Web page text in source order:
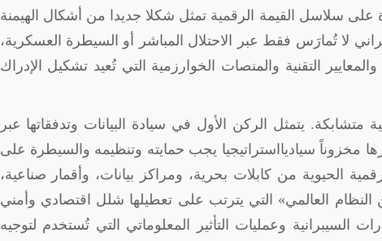
سلاسل القيمة الرقمية تمثل شكلا جديدا من أشكال الهيمنة
لا تُمارَس فقط عبر الاحتلال المباشر أو السيطرة العسكرية،
التقنية والمنصات الخوارزمية التي تُعيد تشكيل الإدراك
متشابكة. يتمثل الركن الأول في سيادة البيانات وتدفقاتها عبر
مخزوناً سياديااستراتيجيا يجب حمايته وتنظيمه والسيطرة على
الحيوية من كابلات بحرية، ومراكز بيانات، وأقمار صناعية،
العالمي» التي يترتب على تعطيلها شلل اقتصادي وأمني
السيبرانية وعمليات التأثير المعلوماتي التي تُستخدم لتوجيه